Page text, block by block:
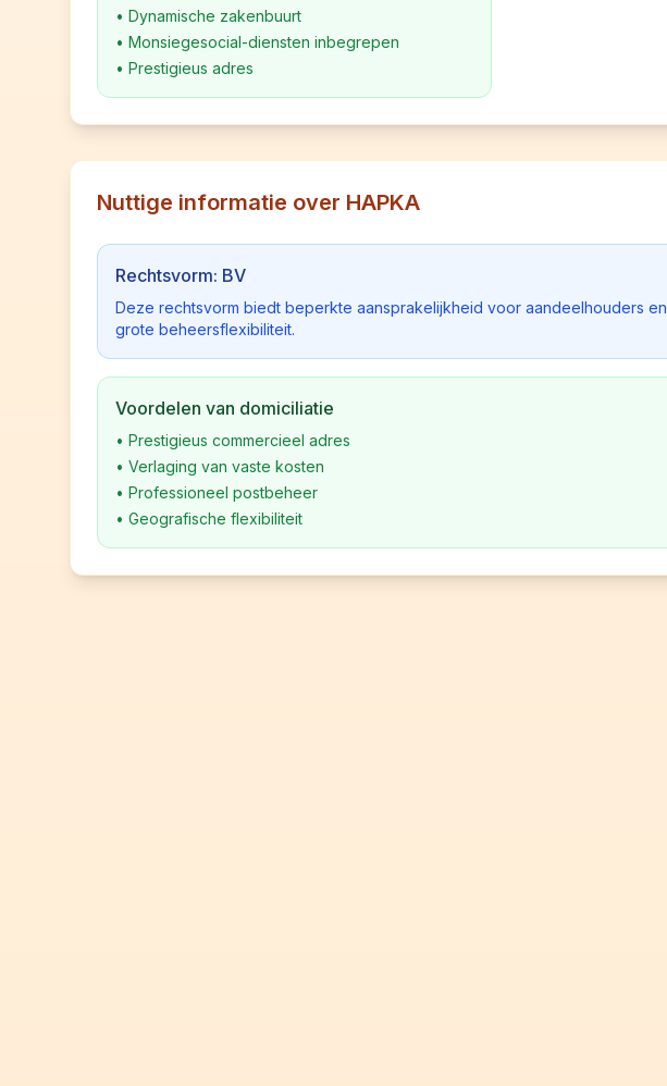
• Dynamische zakenbuurt
• Monsiegesocial-diensten inbegrepen
• Prestigieus adres
Nuttige informatie over HAPKA
Rechtsvorm: BV
Deze rechtsvorm biedt beperkte aansprakelijkheid voor aandeelhouders en
grote beheersflexibiliteit.
Voordelen van domiciliatie
• Prestigieus commercieel adres
• Verlaging van vaste kosten
• Professioneel postbeheer
• Geografische flexibiliteit